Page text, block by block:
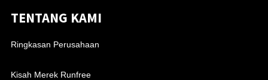
TENTANG KAMI
Ringkasan Perusahaan
Kisah Merek Runfree